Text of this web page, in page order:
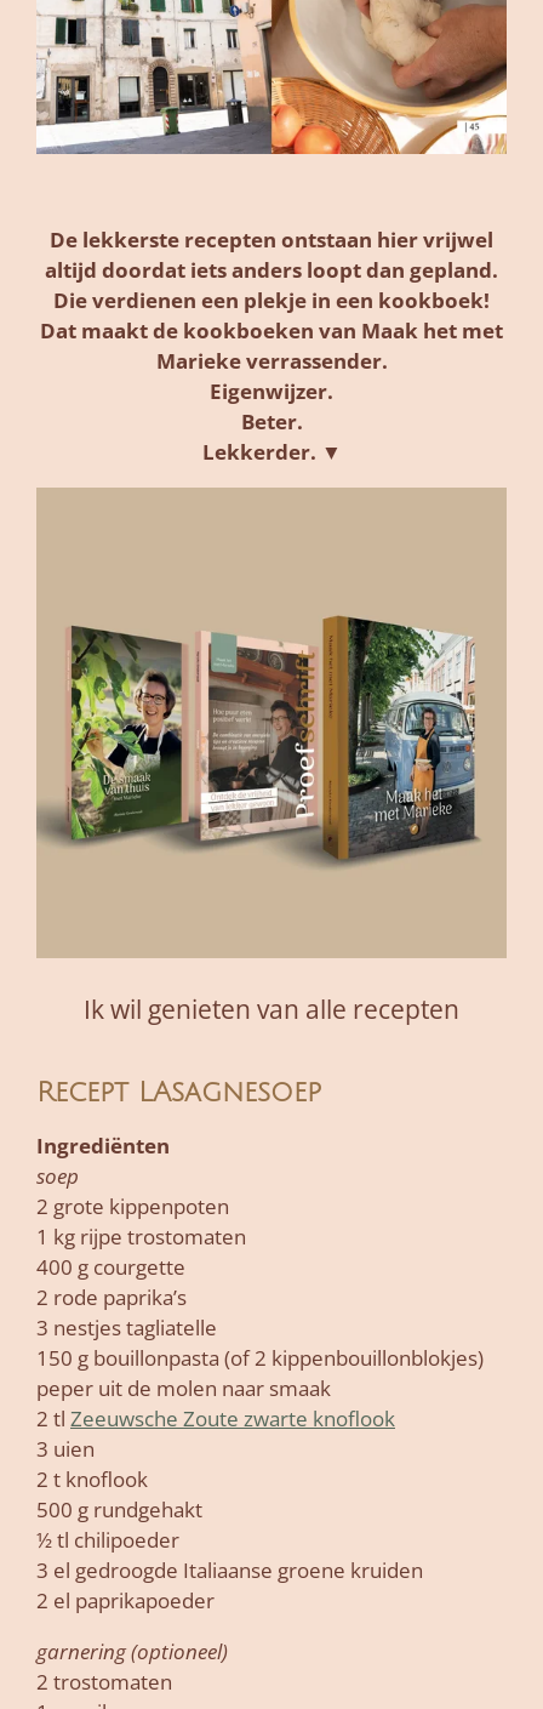
De lekkerste recepten ontstaan hier vrijwel
altijd doordat iets anders loopt dan gepland.
Die verdienen een plekje in een kookboek!
Dat maakt de kookboeken van Maak het met
Marieke verrassender.
Eigenwijzer.
Beter.
Lekkerder. ▼
Ik wil genieten van alle recepten
Recept LAsagnesoep
Ingrediënten
soep
2 grote kippenpoten
1 kg rijpe trostomaten
400 g courgette
2 rode paprika’s
3 nestjes tagliatelle
150 g bouillonpasta (of 2 kippenbouillonblokjes)
peper uit de molen naar smaak
2 tl Zeeuwsche Zoute zwarte knoflook
3 uien
2 t knoflook
500 g rundgehakt
½ tl chilipoeder
3 el gedroogde Italiaanse groene kruiden
2 el paprikapoeder
garnering (optioneel)
2 trostomaten